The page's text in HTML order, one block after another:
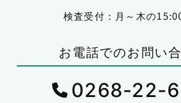
検査受付：月～木の
お電話でのお問い
0268-22-